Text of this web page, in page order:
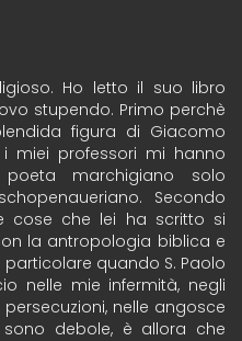
Ho letto il suo libro
stupendo. Primo perchè
figura di Giacomo
miei professori mi hanno
marchigiano solo
Secondo
cose che lei ha scritto si
la antropologia biblica e
quando S. Paolo
nelle mie infermità, negli
nelle angosce
debole, è allora che